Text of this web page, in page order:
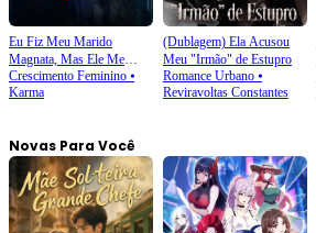
Eu Fiz Meu Marido
Magnata, Mas Ele Me
Traiu
Crescimento Feminino ⦁
Karma
(Dublagem) Ela Acusou
Meu "Irmão" de Estupro
Romance Urbano⦁
Reviravoltas Constantes
Novas Para Você